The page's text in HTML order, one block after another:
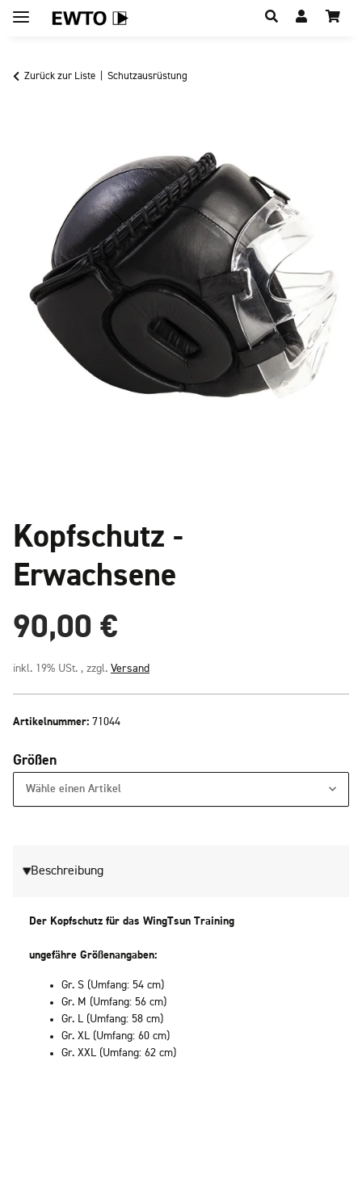
Zurück zur Liste Schutzausrüstung
Kopfschutz -
Erwachsene
90,00 €
inkl. 19% USt. , zzgl. Versand
Artikelnummer: 71044
Größen
Wähle einen Artikel
Beschreibung
Der Kopfschutz für das WingTsun Training
ungefähre Größenangaben:
Gr. S (Umfang: 54 cm)
Gr. M (Umfang: 56 cm)
Gr. L (Umfang: 58 cm)
Gr. XL (Umfang: 60 cm)
Gr. XXL (Umfang: 62 cm)